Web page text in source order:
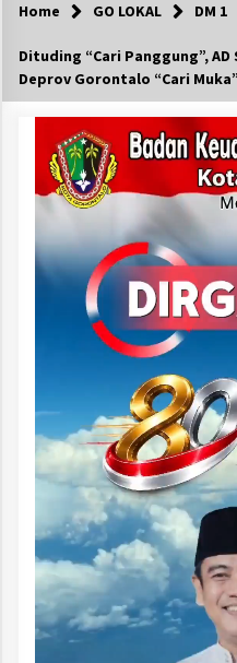
Home GO LOKAL DM 1
Dituding “Cari Panggung”,
Deprov Gorontalo “Cari Muka”